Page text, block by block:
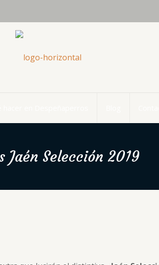
Jaén Selección 2019